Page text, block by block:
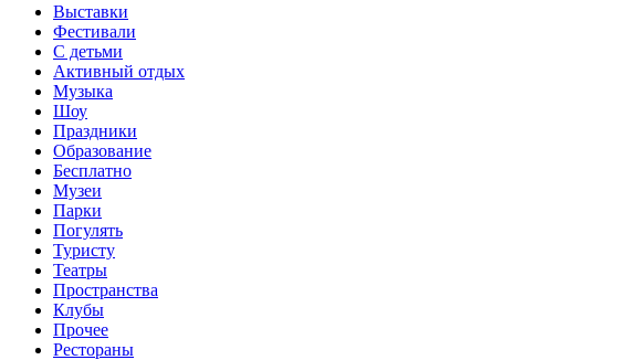
Выставки
Фестивали
С детьми
Активный отдых
Музыка
Шоу
Праздники
Образование
Бесплатно
Музеи
Парки
Погулять
Туристу
Театры
Пространства
Клубы
Прочее
Рестораны